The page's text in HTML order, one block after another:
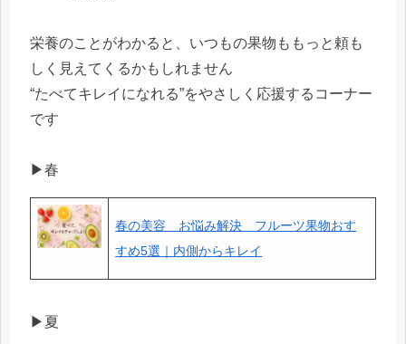
栄養のことがわかると、いつもの果物ももっと頼も
しく見えてくるかもしれません
“たべてキレイになれる”をやさしく応援するコーナー
です
▶春
春の美容 お悩み解決 フルーツ果物おす
すめ5選｜内側からキレイ
▶夏